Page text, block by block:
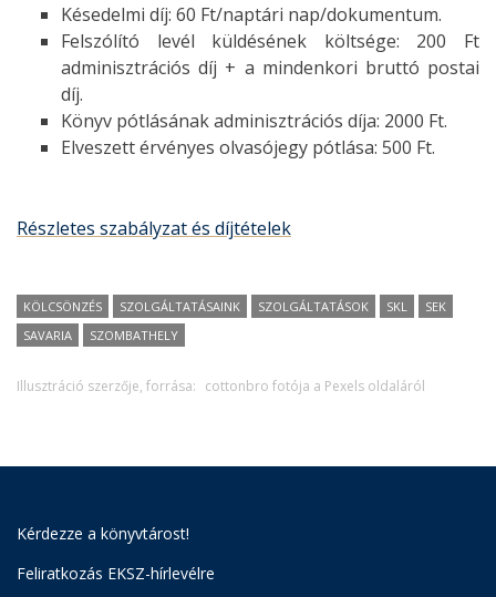
Késedelmi díj: 60 Ft/naptári nap/dokumentum.
Felszólító levél küldésének költsége: 200 Ft
adminisztrációs díj + a mindenkori bruttó postai
díj.
Könyv pótlásának adminisztrációs díja: 2000 Ft.
Elveszett érvényes olvasójegy pótlása: 500 Ft.
Részletes szabályzat és díjtételek
KÖLCSÖNZÉS SZOLGÁLTATÁSAINK SZOLGÁLTATÁSOK SKL
SEK
SAVARIA
SZOMBATHELY
Illusztráció szerzője, forrása: cottonbro fotója a Pexels oldaláról
Kérdezze a könyvtárost!
Feliratkozás EKSZ-hírlevélre